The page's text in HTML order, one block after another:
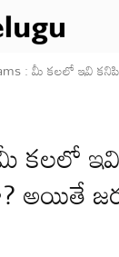
: మీ కలలో ఇవి
కలలో ఇవి
అయితే